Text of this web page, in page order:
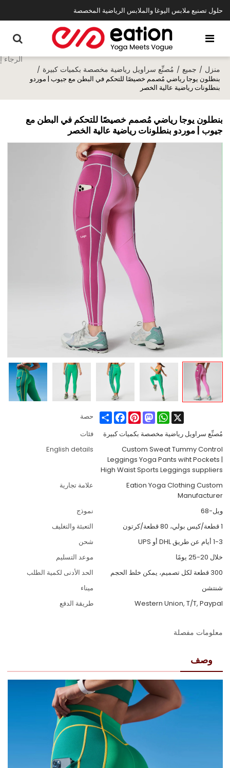
حلول تصنيع ملابس اليوغا والملابس الرياضية المخصصة
منزل / جميع / مُصنِّع سراويل رياضية مخصصة بكميات كبيرة /
بنطلون يوجا رياضي مُصمم خصيصًا للتحكم في البطن مع جيوب | موردو
بنطلونات رياضية عالية الخصر
بنطلون يوجا رياضي مُصمم خصيصًا للتحكم في البطن مع
جيوب | موردو بنطلونات رياضية عالية الخصر
حصةShare
FacebookPinterest
Mastodon
WhatsApp
X
فئات
مُصنِّع سراويل رياضية مخصصة بكميات كبيرة
English details
Custom Sweat Tummy Control
Leggings Yoga Pants wiht Pockets |
High Waist Sports Leggings suppliers
علامة تجارية
Eation Yoga Clothing Custom
Manufacturer
نموذج
ويل-68
التعبئة والتغليف
1 قطعة/كيس بولي، 80 قطعة/كرتون
شحن
1-3 أيام عن طريق DHL أو UPS
موعد التسليم
خلال 20-25 يومًا
الحد الأدنى لكمية الطلب
300 قطعة لكل تصميم، يمكن خلط الحجم
ميناء
شنتشن
طريقة الدفع
Western Union, T/T, Paypal
معلومات مفصلة
وصف